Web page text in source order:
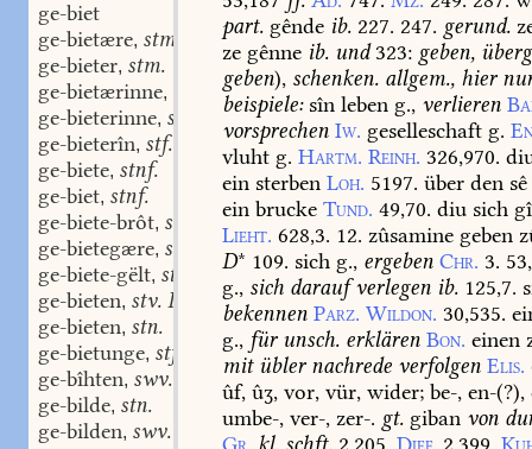
ge-biet
ge-bietære, stm.
ge-bieter, stm.
ge-bietærinne,
ge-bieterinne, stf.
ge-bieterîn, stf.
ge-biete, stnf.
ge-biet, stnf.
ge-biete-brôt, stn.
ge-bietegære, stm.
ge-biete-gëlt, stn.
ge-bieten, stv. III.
ge-bieten, stn.
ge-bietunge, stf.
ge-bîhten, swv.
ge-bilde, stn.
ge-bilden, swv.
part. gênde ib. 227. 247. gerund.
ze gênne ib. und323: geben,
geben), schenken. allgem., hier
beispiele:sîn leben g., verlieren
vorsprechen Iw. geselleschaft g.
vluht g. Hartm. Reinh. 326,970.
ein sterben Loh. 5197. über den sê
ein brucke Tund. 49,70. diu sich
Lieht. 628,3. 12. zûsamine geben
D* 109. sich g., ergeben Chr. 3.
g., sich daraufverlegen ib. 125,7.
bekennen Parz. Wildon. 30,535.
g., fürunsch. erklären Bon. einen
mitüblernachrede verfolgen Elis.
ûf, ûʒ, vor, vür, wider; be-, en-(?),
umbe-, ver-, zer-. gt. giban von